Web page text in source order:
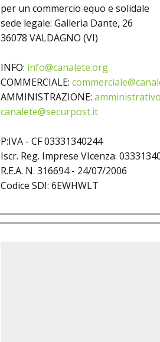
per un commercio equo e solidale
sede legale: Galleria Dante, 26
36078 VALDAGNO (VI)
INFO: info@canalete.org
COMMERCIALE:
AMMINISTRAZIONE:
canalete@securpost.it
P:IVA - CF 03331340244
Iscr. Reg. Imprese VIcenza:
R.E.A. N. 316694 - 24/07/2006
Codice SDI: 6EWHWLT